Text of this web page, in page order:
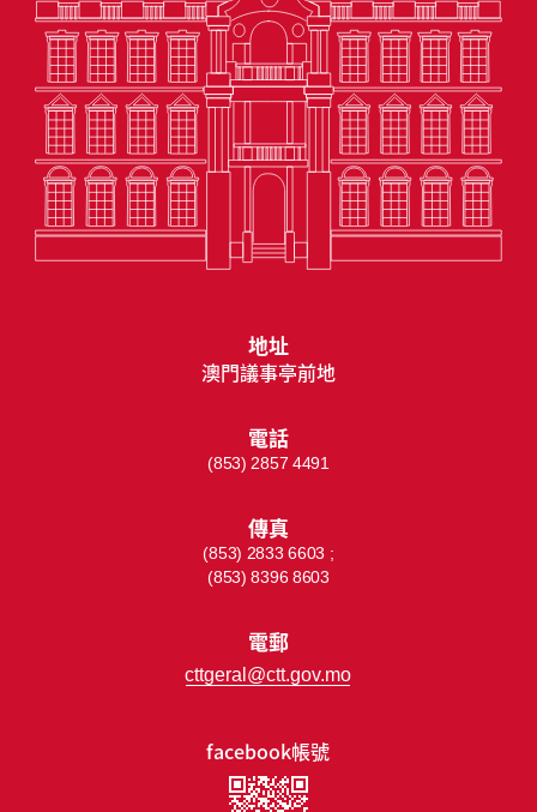
facebook帳號
地址
澳門議事亭前地
電話
(853) 2857 4491
傳真
(853) 2833 6603 ;
(853) 8396 8603
電郵
cttgeral@ctt.gov.mo